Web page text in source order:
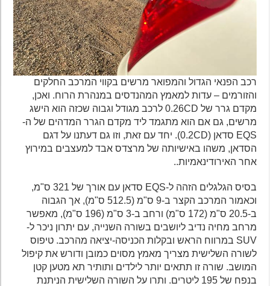
רכב הפנאי הגדול והמפואר מרשים בקווי המרכב החלקים
והזורמים – עדות למאמץ המהנדסים במנהרת הרוח. ואכן,
מקדם גרר של 0.26CD לרכב מגודל וגבוה שכזה הוא הישג
מרשים, גם אם הוא מתגמד ליד מקדם הגרר המדהים של ה-
EQS סדאן (0.2CD). יחד עם זאת, וזו גם דעתנו על דגם
הסדאן, משהו באישיותה של מרצדס אבד למעצבים במירוץ
אחר האירודינאמיות..
בסיס הגלגלים הזהה ל-EQS סדאן עם אורך של 321 ס"מ,
וכאמור המרכב הקצר ב-9 ס"מ (512.5 ס"מ), אך הגבוה
ב-20.5 ס"מ (172 ס"מ) ורחב ב-3 ס"מ (196 ס"מ), מאפשר
מרחב מחיה נדיב ליושבים בשורה השנייה, עם יתרון ניכר ל-
SUV במרווח הראש ובקלות הכניסה-יציאה מהרכב. טיפוס
לשורה השלישית מצריך מאמץ מסוים כמובן ודורש את קיפול
המושב. שורה זו תתאים יותר לילדים ותותיר תא מטען קטן
בנפח של 195 ליטרים. ותרו על השורה השלישית הניתנת